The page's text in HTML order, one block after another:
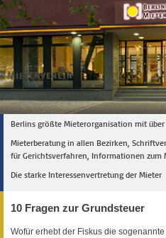
Berlins größte Mieterorganisation mit
Mieterberatung in allen Bezirken,
für Gerichtsverfahren, Informationen zum
Die starke Interessenvertretung der Mieter
10 Fragen zur Grundsteuer
Wofür erhebt der Fiskus die